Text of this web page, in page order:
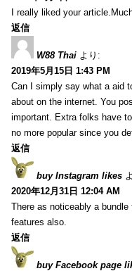
I really liked your
返信
W88 Thai より:
2019年5月15日 1:43 PM
Can I simply say what a aid
about on the internet. You
important. Extra folks have
no more popular since you
返信
buy Instagram likes
2020年12月31日 12:04 AM
There as noticeably a
features also.
返信
buy Facebook page